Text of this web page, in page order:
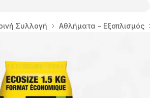
Συλλογή Αθλήματα - Εξοπλισμός